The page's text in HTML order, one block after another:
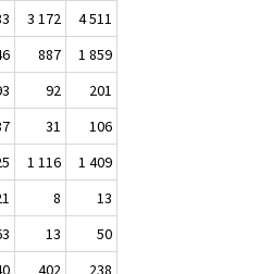
3 172
4 511
887
1 859
92
201
31
106
1 116
1 409
8
13
13
50
402
238